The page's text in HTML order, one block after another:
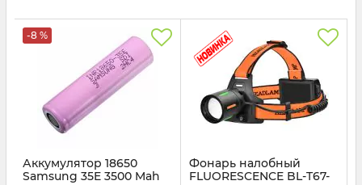
-8 %
Аккумулятор 18650
Samsung 35E 3500 Mah
Фонарь налобный
FLUORESCENCE BL-T67-